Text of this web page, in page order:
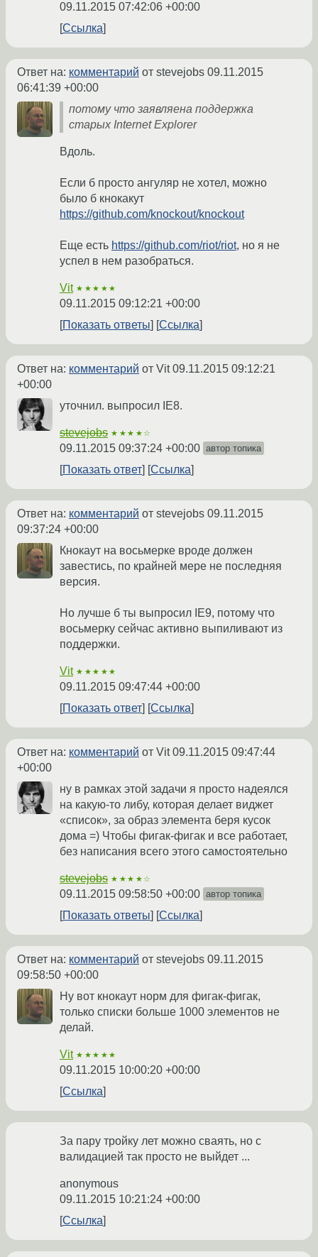
09.11.2015 07:42:06 +00:00
Ссылка
Ответ на: комментарий от stevejobs 09.11.2015
06:41:39 +00:00
потому что заявляена поддержка
старых Internet Explorer
Вдоль.
Если б просто ангуляр не хотел, можно
было б кнокакут
https://github.com/knockout/knockout
Еще есть https://github.com/riot/riot, но я не
успел в нем разобраться.
Vit ★★★★★
09.11.2015 09:12:21 +00:00
Показать ответы
Ссылка
Ответ на: комментарий от Vit09.11.2015 09:12:21
+00:00
уточнил. выпросил IE8.
stevejobs ★★★★☆
09.11.2015 09:37:24 +00:00 автор топика
Показать ответ Ссылка
Ответ на: комментарий от stevejobs 09.11.2015
09:37:24 +00:00
Кнокаут на восьмерке вроде должен
завестись, по крайней мере не последняя
версия.
Но лучше б ты выпросил IE9, потому что
восьмерку сейчас активно выпиливают из
поддержки.
Vit ★★★★★
09.11.2015 09:47:44 +00:00
Показать ответ
Ссылка
Ответ на: комментарий от Vit09.11.2015 09:47:44
+00:00
ну в рамках этой задачи я просто надеялся
на какую-то либу, которая делает виджет
«список», за образ элемента беря кусок
дома =) Чтобы фигак-фигак и все работает,
без написания всего этого самостоятельно
stevejobs ★★★★☆
09.11.2015 09:58:50 +00:00 автор топика
Показать ответы Ссылка
Ответ на: комментарий от stevejobs 09.11.2015
09:58:50 +00:00
Ну вот кнокаут норм для фигак-фигак,
только списки больше 1000 элементов не
делай.
Vit ★★★★★
09.11.2015 10:00:20 +00:00
Ссылка
За пару тройку лет можно сваять, но с
валидацией так просто не выйдет ...
anonymous
09.11.2015 10:21:24 +00:00
Ссылка